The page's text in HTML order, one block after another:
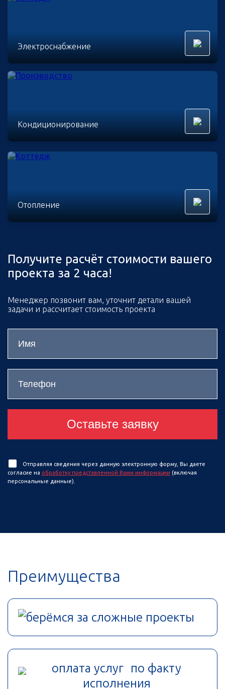
Электроснабжение
Кондиционирование
Отопление
Получите расчёт стоимости вашего
проекта за 2 часа!
Менеджер позвонит вам, уточнит детали вашей
задачи и рассчитает стоимость проекта
Оставьте заявку
Отправляя сведения через данную электронную форму, Вы даете
согласие на обработку представленной Вами информации (включая
персональные данные).
Преимущества
берёмся за сложные проекты
оплата услуг по факту
исполнения